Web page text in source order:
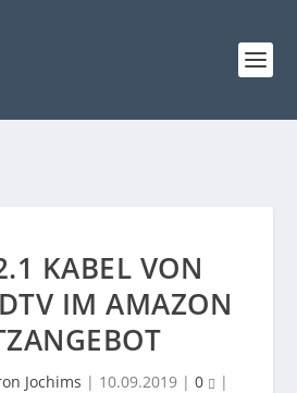
KABEL VON
IM AMAZON
Jochims | 10.09.2019 | 0 |